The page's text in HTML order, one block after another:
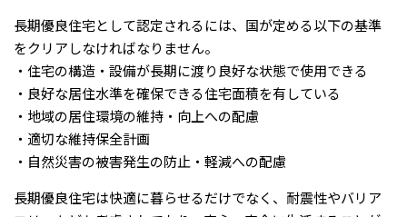
長期優良住宅として認定されるには、国が定める以下の基準
をクリアしなければなりません。
・住宅の構造・設備が長期に渡り良好な状態で使用できる
・良好な居住水準を確保できる住宅面積を有している
・地域の居住環境の維持・向上への配慮
・適切な維持保全計画
・自然災害の被害発生の防止・軽減への配慮
長期優良住宅は快適に暮らせるだけでなく、耐震性やバリア